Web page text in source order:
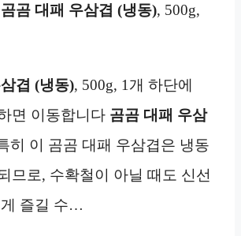
곰곰 대패 우삼겹 (냉동), 500g,
겹 (냉동), 500g, 1개 하단에
면 이동합니다 곰곰 대패 우삼
히 이 곰곰 대패 우삼겹은 냉동
므로, 수확철이 아닐 때도 신선
즐길 수…